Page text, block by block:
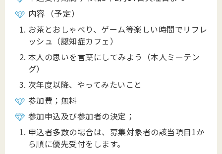
内容（予定）
お茶とおしゃべり、ゲーム等楽しい時間でリフレ
ッシュ（認知症カフェ）
本人の思いを言葉にしてみよう（本人ミーテン
グ）
次年度以降、やってみたいこと
参加費；無料
参加申込及び参加者の決定；
申込者多数の場合は、募集対象者の該当項目1か
ら順に優先受付をします。